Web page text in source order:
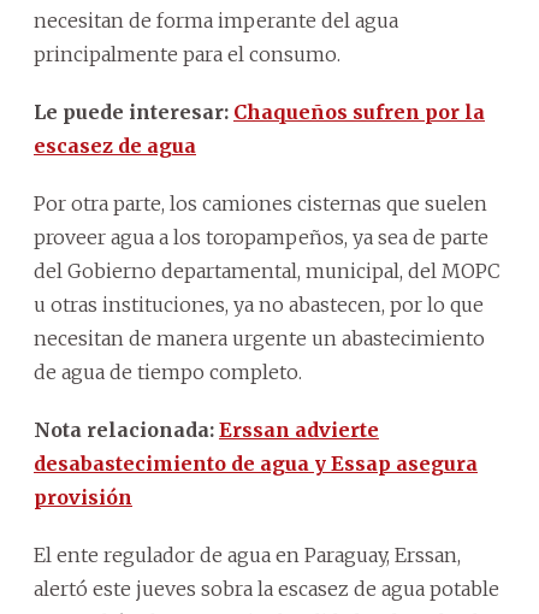
necesitan de forma imperante del agua
principalmente para el consumo.
Le puede interesar: Chaqueños sufren por la
escasez de agua
Por otra parte, los camiones cisternas que suelen
proveer agua a los toropampeños, ya sea de parte
del Gobierno departamental, municipal, del MOPC
u otras instituciones, ya no abastecen, por lo que
necesitan de manera urgente un abastecimiento
de agua de tiempo completo.
Nota relacionada: Erssan advierte
desabastecimiento de agua y Essap asegura
provisión
El ente regulador de agua en Paraguay, Erssan,
alertó este jueves sobra la escasez de agua potable